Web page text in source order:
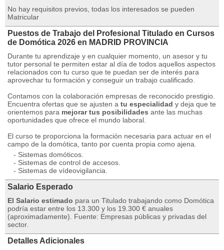
No hay requisitos previos, todas los interesados se pueden
Matricular
Puestos de Trabajo del Profesional Titulado en Cursos
de Domótica 2026 en MADRID PROVINCIA
Durante tu aprendizaje y en cualquier momento, un asesor y tu
tutor personal te permiten estar al día de todos aquellos aspectos
relacionados con tu curso que te puedan ser de interés para
aprovechar tu formación y conseguir un trabajo cualificado.
Contamos con la colaboración empresas de reconocido prestigio.
Encuentra ofertas que se ajusten a tu especialidad y deja que te
orientemos para mejorar tus posibilidades ante las muchas
oportunidades que ofrece el mundo laboral.
El curso te proporciona la formación necesaria para actuar en el
campo de la domótica, tanto por cuenta propia como ajena.
- Sistemas domóticos.
- Sistemas de control de accesos.
- Sistemas de vídeovigilancia.
Salario Esperado
El Salario estimado para un Titulado trabajando como Domótica
podría estar entre los 13.300 y los 19.300 € anuales
(aproximadamente). Fuente: Empresas públicas y privadas del
sector.
Detalles Adicionales